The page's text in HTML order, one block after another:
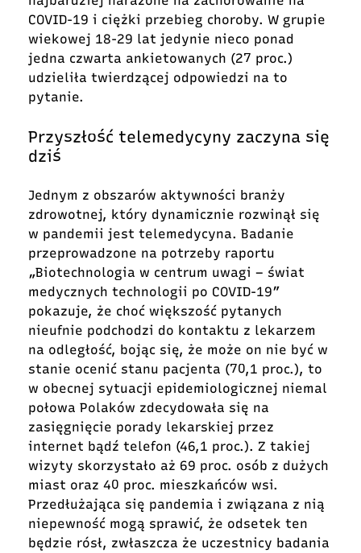
COVID-19 i ciężki przebieg choroby. W grupie
wiekowej 18-29 lat jedynie nieco ponad
jedna czwarta ankietowanych (27 proc.)
udzieliła twierdzącej odpowiedzi na to
pytanie.
Przyszłość telemedycyny zaczyna się
dziś
Jednym z obszarów aktywności branży
zdrowotnej, który dynamicznie rozwinął się
w pandemii jest telemedycyna. Badanie
przeprowadzone na potrzeby raportu
„Biotechnologia w centrum uwagi – świat
medycznych technologii po COVID-19”
pokazuje, że choć większość pytanych
nieufnie podchodzi do kontaktu z lekarzem
na odległość, bojąc się, że może on nie być w
stanie ocenić stanu pacjenta (70,1 proc.), to
w obecnej sytuacji epidemiologicznej niemal
połowa Polaków zdecydowała się na
zasięgnięcie porady lekarskiej przez
internet bądź telefon (46,1 proc.). Z takiej
wizyty skorzystało aż 69 proc. osób z dużych
miast oraz 40 proc. mieszkańców wsi.
Przedłużająca się pandemia i związana z nią
niepewność mogą sprawić, że odsetek ten
będzie rósł, zwłaszcza że uczestnicy badania